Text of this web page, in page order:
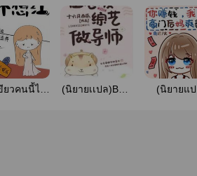
ยวคนนี้ไม่
(นิยายเเปล)Be a
(นิยายแ